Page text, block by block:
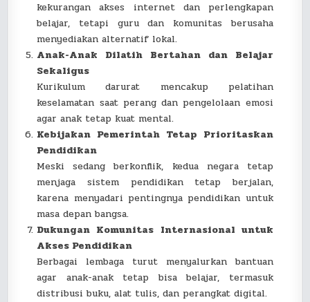
kekurangan akses internet dan perlengkapan
belajar, tetapi guru dan komunitas berusaha
menyediakan alternatif lokal.
Anak-Anak Dilatih Bertahan dan Belajar
Sekaligus
Kurikulum darurat mencakup pelatihan
keselamatan saat perang dan pengelolaan emosi
agar anak tetap kuat mental.
Kebijakan Pemerintah Tetap Prioritaskan
Pendidikan
Meski sedang berkonflik, kedua negara tetap
menjaga sistem pendidikan tetap berjalan,
karena menyadari pentingnya pendidikan untuk
masa depan bangsa.
Dukungan Komunitas Internasional untuk
Akses Pendidikan
Berbagai lembaga turut menyalurkan bantuan
agar anak-anak tetap bisa belajar, termasuk
distribusi buku, alat tulis, dan perangkat digital.